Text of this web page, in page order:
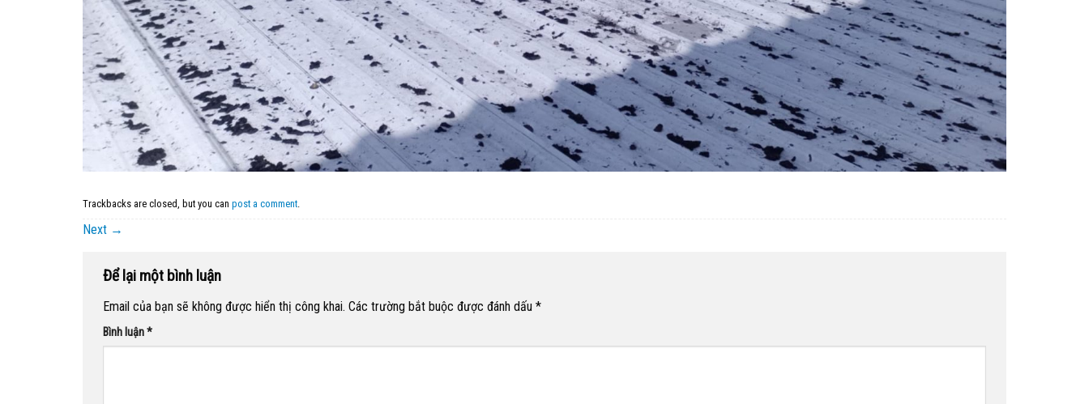
Trackbacks are closed, but you can post a comment.
Next →
Để lại một bình luận
Email của bạn sẽ không được hiển thị công khai. Các trường bắt buộc được đánh dấu *
Bình luận*